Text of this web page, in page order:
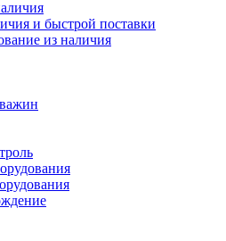
и быстрой поставки